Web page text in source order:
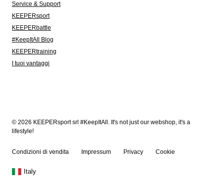
Service & Support
KEEPERsport
KEEPERbattle
#KeepItAll Blog
KEEPERtraining
I tuoi vantaggi
© 2026 KEEPERsport srl #KeepItAll. It's not just our webshop, it's a
lifestyle!
Condizioni di vendita Impressum Privacy Cookie
Italy